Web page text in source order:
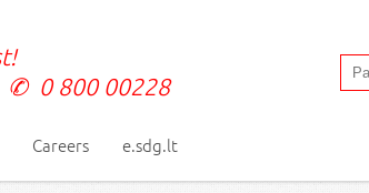
0 800 00228
Careers e.sdg.lt